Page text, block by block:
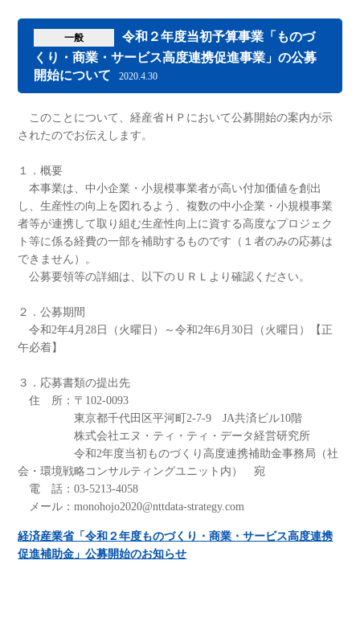
一般
令和２年度当初予算事業「ものづ
くり・商業・サービス高度連携促進事業」の公募
開始について
2020.4.30
このことについて、経産省ＨＰにおいて公募開始の案内が示
されたのでお伝えします。
１．概要
本事業は、中小企業・小規模事業者が高い付加価値を創出
し、生産性の向上を図れるよう、複数の中小企業・小規模事業
者等が連携して取り組む生産性向上に資する高度なプロジェク
ト等に係る経費の一部を補助するものです（１者のみの応募は
できません）。
公募要領等の詳細は、以下のＵＲＬより確認ください。
２．公募期間
令和2年4月28日（火曜日）～令和2年6月30日（火曜日）【正
午必着】
３．応募書類の提出先
住 所：〒102-0093
東京都千代田区平河町2-7-9 JA共済ビル10階
株式会社エヌ・ティ・ティ・データ経営研究所
令和2年度当初ものづくり高度連携補助金事務局（社
会・環境戦略コンサルティングユニット内） 宛
電 話：03-5213-4058
メール：monohojo2020@nttdata-strategy.com
経済産業省「令和２年度ものづくり・商業・サービス高度連携
促進補助金」公募開始のお知らせ